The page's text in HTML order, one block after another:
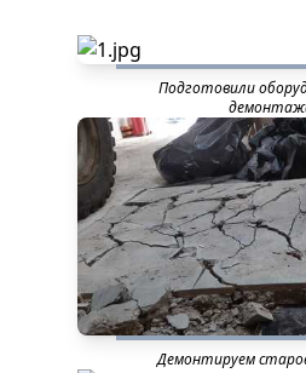
Подготовили
Демонтируем